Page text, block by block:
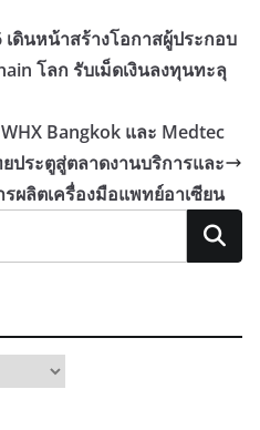
เดินหน้าสร้างโอกาสผู้ประกอบ
โลก รับเม็ดเงินลงทุนทะลุ
Bangkok และ Medtec
ประตูสู่ตลาดงานบริการและ
รผลิตเครื่องมือแพทย์อาเซียน